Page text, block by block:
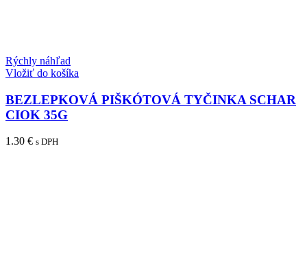
Rýchly náhľad
Vložiť do košíka
BEZLEPKOVÁ PIŠKÓTOVÁ TYČINKA SCHAR
CIOK 35G
1.30 € s DPH